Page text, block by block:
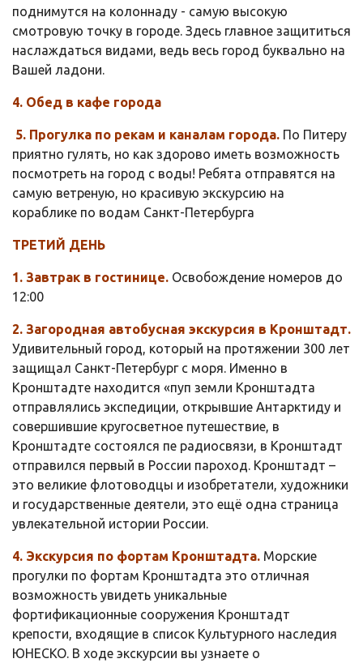
поднимутся на колоннаду - самую высокую
смотровую точку в городе. Здесь главное защититься
наслаждаться видами, ведь весь город буквально на
Вашей ладони.
4. Обед в кафе города
5. Прогулка по рекам и каналам города. По Питеру
приятно гулять, но как здорово иметь возможность
посмотреть на город с воды! Ребята отправятся на
самую ветреную, но красивую экскурсию на
кораблике по водам Санкт-Петербурга
ТРЕТИЙ ДЕНЬ
1. Завтрак в гостинице. Освобождение номеров до
12:00
2. Загородная автобусная экскурсия в Кронштадт.
Удивительный город, который на протяжении 300 лет
защищал Санкт-Петербург с моря. Именно в
Кронштадте находится «пуп земли Кронштадта
отправлялись экспедиции, открывшие Антарктиду и
совершившие кругосветное путешествие, в
Кронштадте состоялся пе радиосвязи, в Кронштадт
отправился первый в России пароход. Кронштадт –
это великие флотоводцы и изобретатели, художники
и государственные деятели, это ещё одна страница
увлекательной истории России.
4. Экскурсия по фортам Кронштадта. Морские
прогулки по фортам Кронштадта это отличная
возможность увидеть уникальные
фортификационные сооружения Кронштадт
крепости, входящие в список Культурного наследия
ЮНЕСКО. В ходе экскурсии вы узнаете о